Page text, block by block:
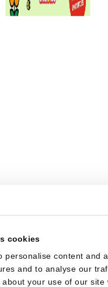
cookies
personalise content and
and to analyse our
your use of our site
Gert Verhulst